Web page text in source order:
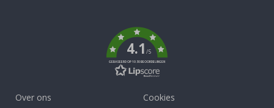
4.1/5
GEBASEERD OP 1030 BEOORDELINGEN
Over ons
Cookies